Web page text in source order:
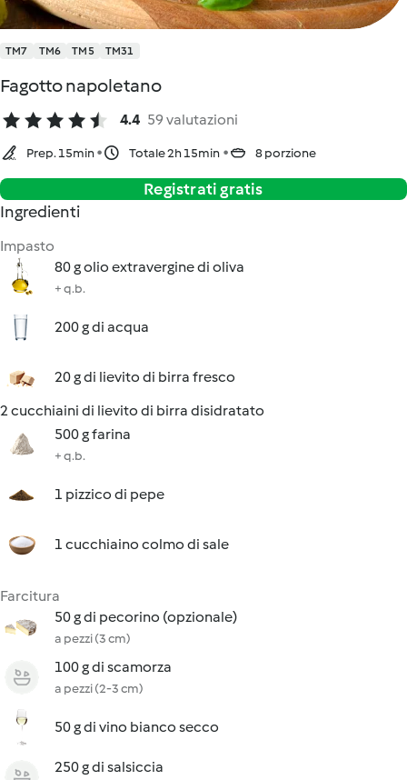
TM7 TM6 TM5 TM31
Fagotto napoletano
4.4 59 valutazioni
Prep. 15min Totale 2h 15min 8 porzione
Registrati gratis
Ingredienti
Impasto
80 g olio extravergine di oliva
+ q.b.
200 g di acqua
20 g di lievito di birra fresco
2 cucchiaini di lievito di birra disidratato
500 g farina
+ q.b.
1 pizzico di pepe
1 cucchiaino colmo di sale
Farcitura
50 g di pecorino (opzionale)
a pezzi (3 cm)
100 g di scamorza
a pezzi (2-3 cm)
50 g di vino bianco secco
250 g di salsiccia